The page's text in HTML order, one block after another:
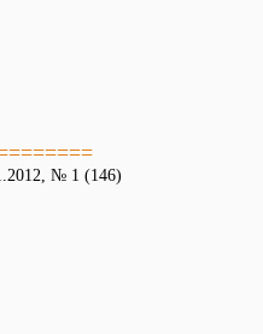
№ 1 (146)